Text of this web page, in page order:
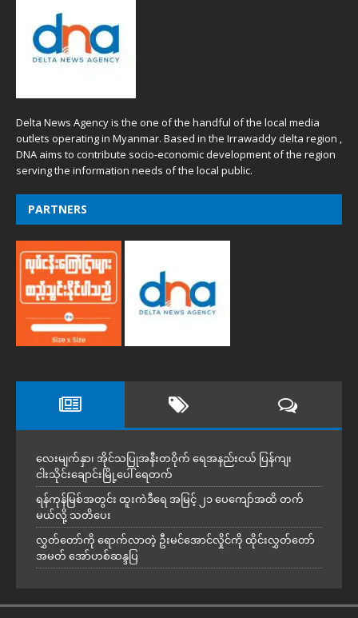
Delta News Agency is the one of the handful of the local media
outlets operating in Myanmar. Based in the Irrawaddy delta region ,
DNA aims to contribute socio-economic development of the region
serving the information needs of the local public.
PARTNERS
လေးမျက်နှာ၊ အိုင်သပြုအနီးတဝိုက် ရေအနည်းငယ် ပြန်ကျ၊
ငါးသိုင်းချောင်းမြို့ပေါ် ရေတက်
ရန်ကုန်မြစ်အတွင်း ထူးကဲဒီရေ အ​မြင့် ၂၁ ပေကျော်အထိ တက်
မယ်လို့ သတိပေး
လွှတ်တော်ကို ရောက်လာတဲ့ ဦးမင်အောင်လှိုင်ကို ထိုင်းလွှတ်တော်
အမတ် အော်ဟစ်ဆန္ဒပြ